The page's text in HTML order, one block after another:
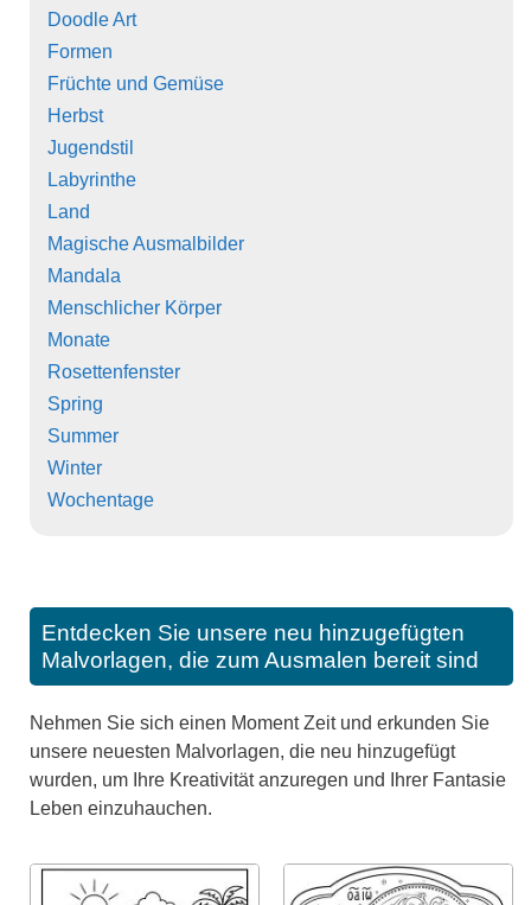
Doodle Art
Formen
Früchte und Gemüse
Herbst
Jugendstil
Labyrinthe
Land
Magische Ausmalbilder
Mandala
Menschlicher Körper
Monate
Rosettenfenster
Spring
Summer
Winter
Wochentage
Entdecken Sie unsere neu hinzugefügten
Malvorlagen, die zum Ausmalen bereit sind
Nehmen Sie sich einen Moment Zeit und erkunden Sie
unsere neuesten Malvorlagen, die neu hinzugefügt
wurden, um Ihre Kreativität anzuregen und Ihrer Fantasie
Leben einzuhauchen.